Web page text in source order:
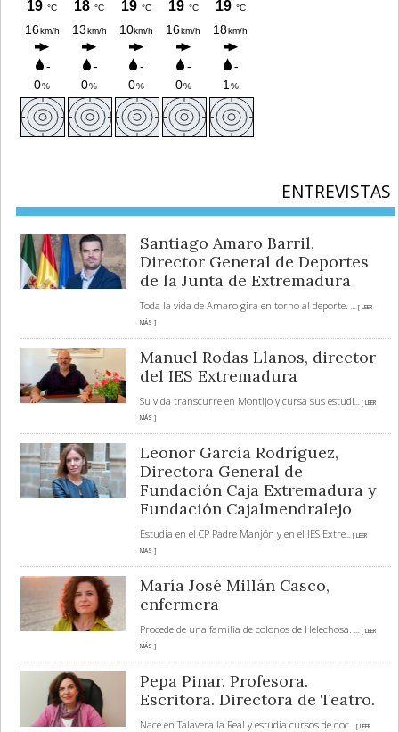
ENTREVISTAS
Santiago Amaro Barril,
Director General de Deportes
de la Junta de Extremadura
Toda la vida de Amaro gira en torno al deporte. ... [ LEER
MÁS ]
Manuel Rodas Llanos, director
del IES Extremadura
Su vida transcurre en Montijo y cursa sus estudi... [ LEER
MÁS ]
Leonor García Rodríguez,
Directora General de
Fundación Caja Extremadura y
Fundación Cajalmendralejo
Estudia en el CP Padre Manjón y en el IES Extre... [ LEER
MÁS ]
María José Millán Casco,
enfermera
Procede de una familia de colonos de Helechosa. ... [ LEER
MÁS ]
Pepa Pinar. Profesora.
Escritora. Directora de Teatro.
Nace en Talavera la Real y estudia cursos de doc... [ LEER